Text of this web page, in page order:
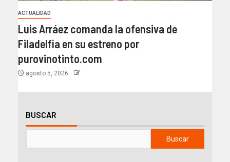
ACTUALIDAD
Luis Arráez comanda la ofensiva de
Filadelfia en su estreno por
purovinotinto.com
agosto 5, 2026
BUSCAR
Buscar